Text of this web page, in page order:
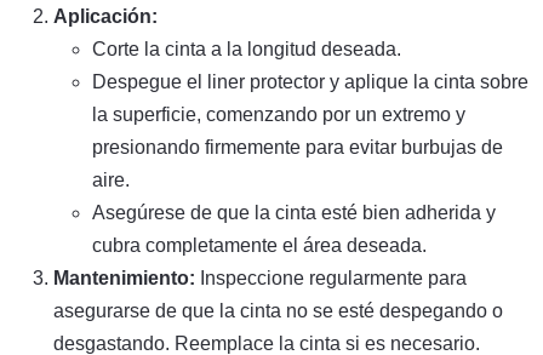
Aplicación:
Corte la cinta a la longitud deseada.
Despegue el liner protector y aplique la cinta sobre
la superficie, comenzando por un extremo y
presionando firmemente para evitar burbujas de
aire.
Asegúrese de que la cinta esté bien adherida y
cubra completamente el área deseada.
Mantenimiento: Inspeccione regularmente para
asegurarse de que la cinta no se esté despegando o
desgastando. Reemplace la cinta si es necesario.